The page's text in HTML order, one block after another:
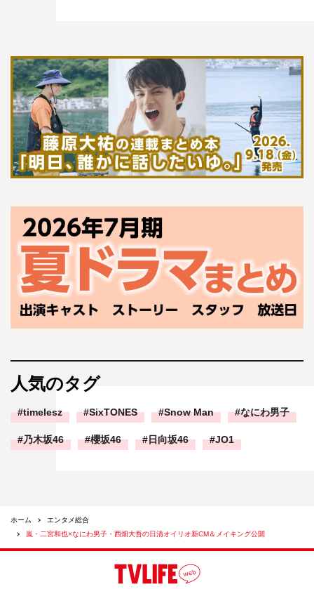
人気のタグ
timelesz SixTONES Snow Man なにわ男子
乃木坂46 櫻坂46 日向坂46 JO1
ホーム
エンタメ総合
嵐・二宮和也×なにわ男子・西畑大吾の日清オイリオ新CM＆メイキング公開